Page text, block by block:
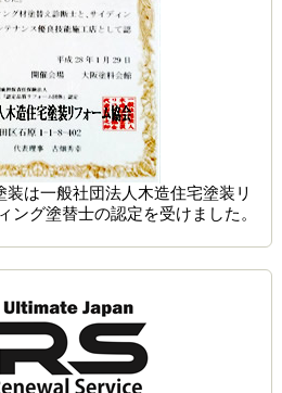
は一般社団法人木造住宅塗装リ
ング塗替士の認定を受けました。